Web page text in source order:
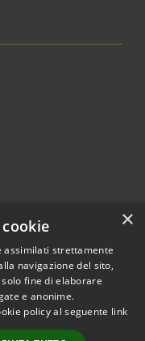
© 2026 • Comune di
San Giorgio Bigarello •
×
assimilati strettamente
navigazione del sito,
fine di elaborare
e anonime.
policy al seguente link